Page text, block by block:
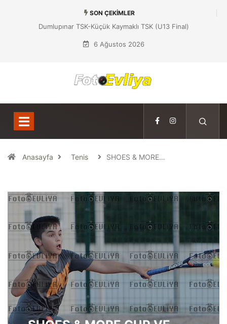
SON ÇEKIMLER
Dumlupınar TSK-Küçük Kaymaklı TSK (U13 Final)
6 Ağustos 2026
Anasayfa Tenis SHOES & MORE…